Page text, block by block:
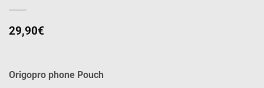
29,90€
Origopro phone Pouch